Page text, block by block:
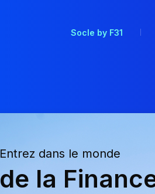
Socle by F31
Entrez dans le monde
de la